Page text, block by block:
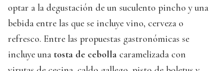
optar a la degustación de un suculento pincho y una
bebida entre las que se incluye vino, cerveza o
refresco. Entre las propuestas gastronómicas se
incluye una tosta de cebolla caramelizada con